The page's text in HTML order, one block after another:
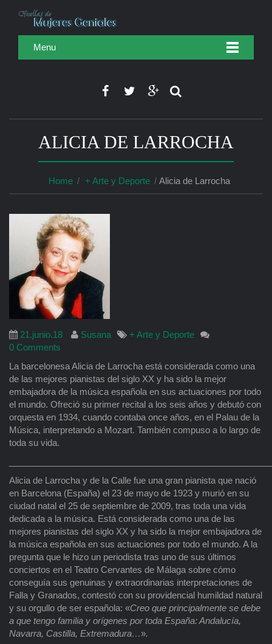
Menu
ALICIA DE LARROCHA
Home + Arte y Deporte Alicia de Larrocha
21.junio.18 Susana
+ Arte y Deporte
0 Comments
La barcelonesa Alicia de Larrocha está considerada como una
de las mejores pianistas del siglo XX y ha sido la mejor
embajadora de la música española en sus actuaciones por todo
el mundo. Ofreció su primer recital a los seis años y debutó con
orquesta en 1934, cuando contaba once años, en el Palau de la
Música, interpretando a Mozart. También compuso a lo largo de
toda su vida.
Alicia de Larrocha y de la Calle fue una gran pianista que nació
en Barcelona (España) el 23 de mayo de 1923 y murió en su
ciudad natal el 25 de septiembre de 2009, tras toda una vida
dedicada a la música. Está considerada como una de las
mejores pianistas del siglo XX y ha sido la mejor embajadora de
la música española en sus actuaciones por todo el mundo. A la
pregunta que le hizo un periodista tras uno de sus últimos
conciertos en el Teatro Cervantes de Málaga sobre cómo
conseguía sus genuinas y extraordinarias interpretaciones de
Falla y Granados, contestó con su providencial humildad natural
y su orgullo de ser española: «Creo que principalmente se debe
a que tengo familia y orígenes por toda España: Andalucía,
Navarra, Castilla, Extremadura…».